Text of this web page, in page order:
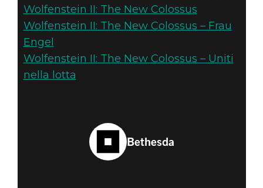
Wolfenstein II: The New Colossus
Wolfenstein II: The New Colossus – Frau
Engel
Wolfenstein II: The New Colossus – Uniti
nella lotta
Bethesda